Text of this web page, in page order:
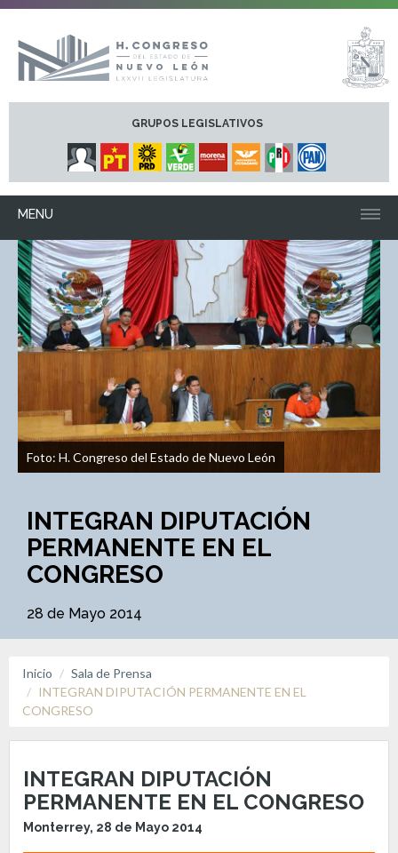
GRUPOS LEGISLATIVOS
MENU
Foto: H. Congreso del Estado de Nuevo León
INTEGRAN DIPUTACIÓN
PERMANENTE EN EL
CONGRESO
28 de Mayo 2014
Inicio
Sala de Prensa
INTEGRAN DIPUTACIÓN PERMANENTE EN EL
CONGRESO
INTEGRAN DIPUTACIÓN
PERMANENTE EN EL CONGRESO
Monterrey, 28 de Mayo 2014